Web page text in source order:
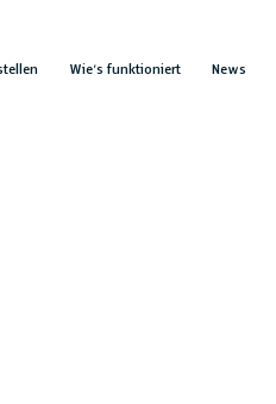
Wie’s funktioniert News